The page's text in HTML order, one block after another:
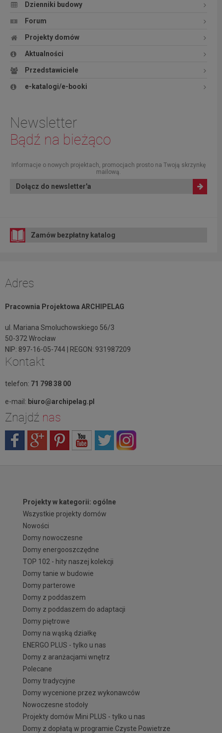
Dzienniki budowy
Forum
Projekty domów
Aktualności
Przedstawiciele
e-katalogi/e-booki
Newsletter
Bądź na bieżąco
Informacje o nowych projektach, promocjach prosto na Twoją skrzynkę
mailową.
Dołącz do newsletter'a
Zamów bezpłatny katalog
Adres
Pracownia Projektowa ARCHIPELAG
ul. Mariana Smoluchowskiego 56/3
50-372 Wrocław
NIP: 897-16-05-744 | REGON: 931987209
Kontakt
telefon: 71 798 38 00
e-mail: biuro@archipelag.pl
Znajdź nas
Projekty w kategorii: ogólne
Wszystkie projekty domów
Nowości
Domy nowoczesne
Domy energooszczędne
TOP 102 - hity naszej kolekcji
Domy tanie w budowie
Domy parterowe
Domy z poddaszem
Domy z poddaszem do adaptacji
Domy piętrowe
Domy na wąską działkę
ENERGO PLUS - tylko u nas
Domy z aranżacjami wnętrz
Polecane
Domy tradycyjne
Domy wycenione przez wykonawców
Nowoczesne stodoły
Projekty domów Mini PLUS - tylko u nas
Domy z dopłatą w programie Czyste Powietrze